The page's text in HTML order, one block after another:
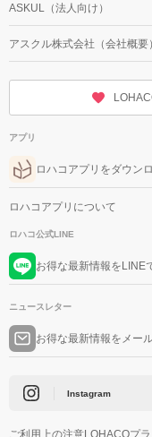
ASKUL（法人向け）
アスクル株式会社（会社概要）
アプリ
ロハコアプリをダウン
ロハコアプリについて
ロハコ公式LINE
お得な最新情報をLINE
ニュースレター
お得な最新情報をメー
Instagram